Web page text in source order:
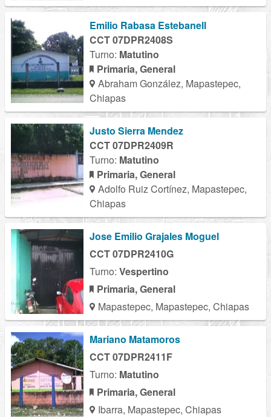
Emilio Rabasa Estebanell
CCT 07DPR2408S
Turno: Matutino
Primaria, General
Abraham González, Mapastepec,
Chiapas
Justo Sierra Mendez
CCT 07DPR2409R
Turno: Matutino
Primaria, General
Adolfo Ruiz Cortínez, Mapastepec,
Chiapas
Jose Emilio Grajales Moguel
CCT 07DPR2410G
Turno: Vespertino
Primaria, General
Mapastepec, Mapastepec, Chiapas
Mariano Matamoros
CCT 07DPR2411F
Turno: Matutino
Primaria, General
Ibarra, Mapastepec, Chiapas